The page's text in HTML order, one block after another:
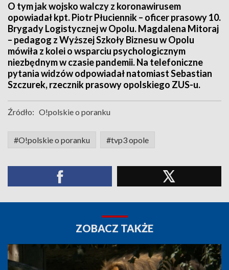
O tym jak wojsko walczy z koronawirusem
opowiadał kpt. Piotr Płuciennik – oficer prasowy 10.
Brygady Logistycznej w Opolu. Magdalena Mitoraj
– pedagog z Wyższej Szkoły Biznesu w Opolu
mówiła z kolei o wsparciu psychologicznym
niezbędnym w czasie pandemii. Na telefoniczne
pytania widzów odpowiadał natomiast Sebastian
Szczurek, rzecznik prasowy opolskiego ZUS-u.
Źródło: O!polskie o poranku
#O!polskie o poranku #tvp3 opole
ZOBACZ TAKŻE